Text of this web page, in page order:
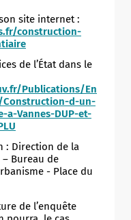
site internet :
construction-
de l’État dans le
Publications/En
Construction-d-un-
Vannes-DUP-et-
: Direction de la
Bureau de
- Place du
de l’enquête